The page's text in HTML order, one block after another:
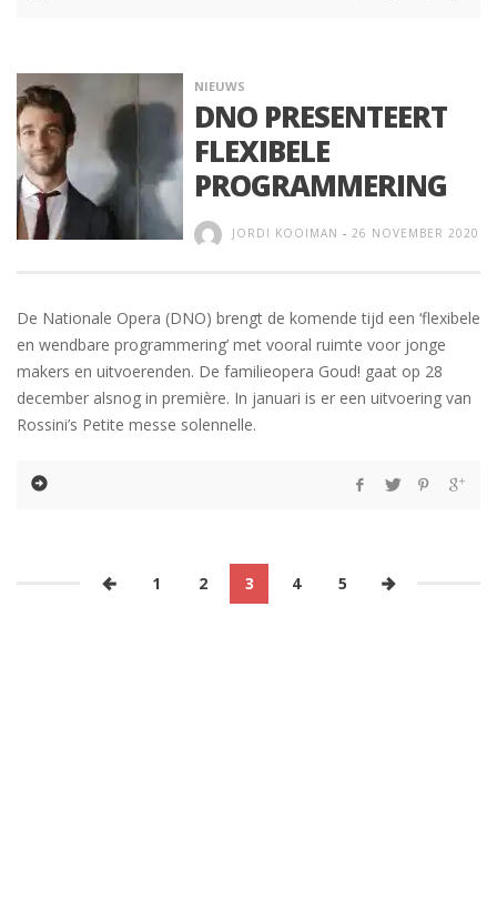
NIEUWS
DNO PRESENTEERT
FLEXIBELE
PROGRAMMERING
JORDI KOOIMAN - 26 NOVEMBER 2020
De Nationale Opera (DNO) brengt de komende tijd een ‘flexibele
en wendbare programmering’ met vooral ruimte voor jonge
makers en uitvoerenden. De familieopera Goud! gaat op 28
december alsnog in première. In januari is er een uitvoering van
Rossini’s Petite messe solennelle.
1 2 3 4 5